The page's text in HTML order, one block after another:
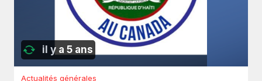
il y a 5 ans
Actualités générales